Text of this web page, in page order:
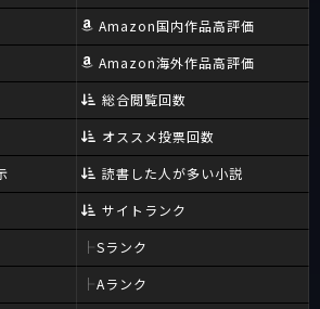
Amazon国内作品高評価
Amazon海外作品高評価
総合閲覧回数
オススメ投票回数
読書した人が多い小説
サイトランク
Sランク
Aランク